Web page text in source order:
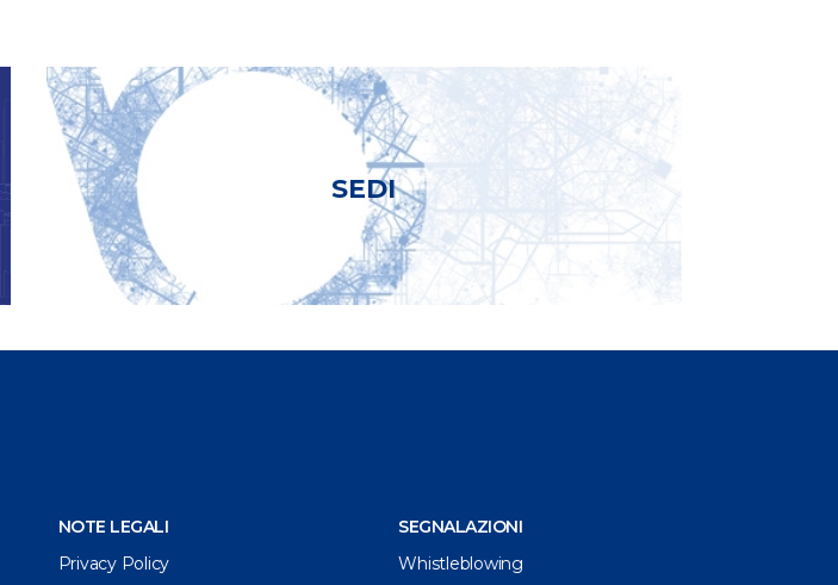
SEDI
NOTE LEGALI
Privacy Policy
SEGNALAZIONI
Whistleblowing